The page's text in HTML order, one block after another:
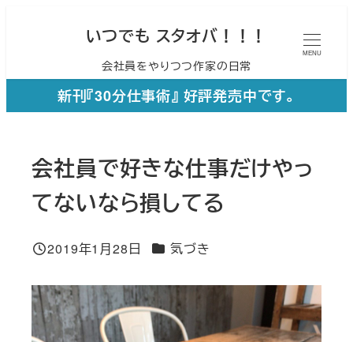
ン
いつでも スタオバ！！！
会社員をやりつつ作家の日常
MENU
新刊『30分仕事術』 好評発売中です。
会社員で好きな仕事だけやっ
てないなら損してる
投稿日
2019年1月28日 カテゴリー
気づき